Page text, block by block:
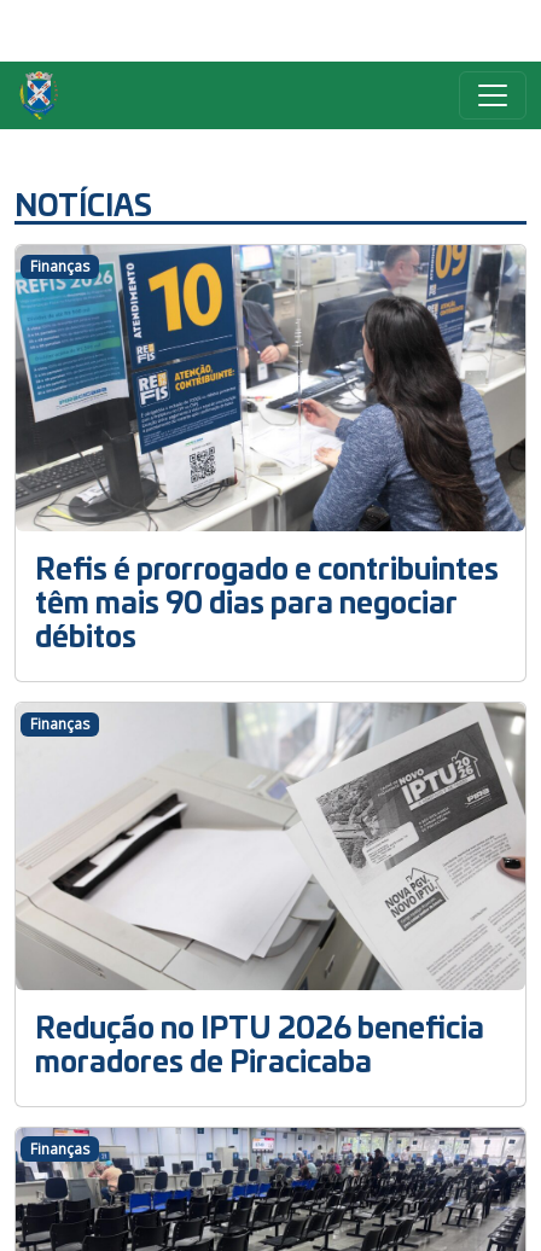
NOTÍCIAS
Refis é prorrogado e contribuintes
têm mais 90 dias para negociar
débitos
Finanças
Redução no IPTU 2026 beneficia
moradores de Piracicaba
Finanças
Finanças